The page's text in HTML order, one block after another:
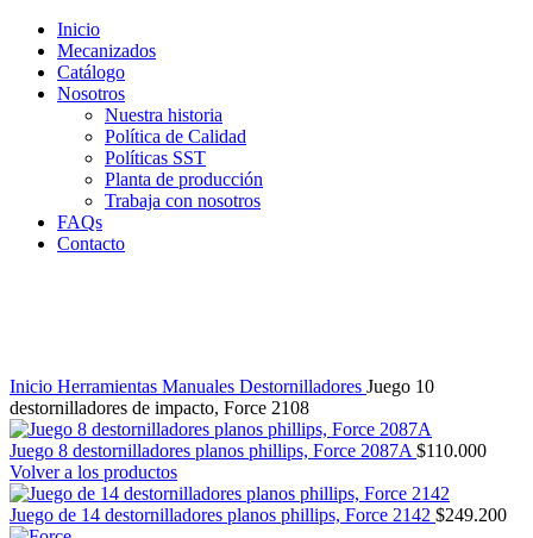
Inicio
Mecanizados
Catálogo
Nosotros
Nuestra historia
Política de Calidad
Políticas SST
Planta de producción
Trabaja con nosotros
FAQs
Contacto
Inicio Herramientas Manuales Destornilladores Juego 10
destornilladores de impacto, Force 2108
Juego 8 destornilladores planos phillips, Force 2087A $110.000
Volver a los productos
Juego de 14 destornilladores planos phillips, Force 2142 $249.200